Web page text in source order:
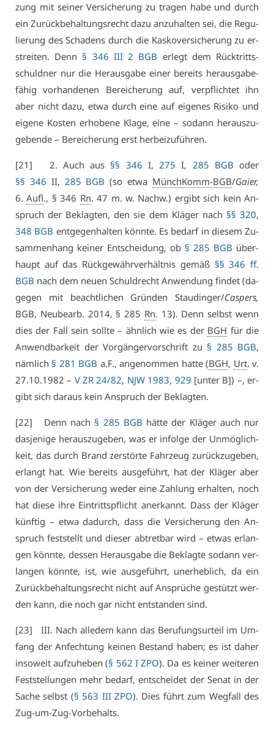
zung mit sei­ner Ver­si­che­rung zu tra­gen ha­be und durch
ein Zu­rück­be­hal­tungs­recht da­zu an­zu­hal­ten sei, die Re­gu­
lie­rung des Scha­dens durch die Kas­ko­ver­si­che­rung zu er­
strei­ten. Denn § 346 III 2 BGB er­legt dem Rück­tritts­
schuld­ner nur die Her­aus­ga­be ei­ner be­reits her­aus­ga­be­
fä­hig vor­han­de­nen Be­rei­che­rung auf, ver­pflich­tet ihn
aber nicht da­zu, et­wa durch ei­ne auf ei­ge­nes Ri­si­ko und
ei­ge­ne Kos­ten er­ho­be­ne Kla­ge, ei­ne – so­dann her­aus­zu­
ge­ben­de – Be­rei­che­rung erst her­bei­zu­füh­ren.
[21] 2. Auch aus §§ 346 I,275 I, 285 BGB oder
§§ 346 II, 285 BGB (so et­wa MünchKomm-BGB/Gai­er,
6.Aufl., § 346 Rn. 47 m. w. Nachw.) er­gibt sich kein An­
spruch der Be­klag­ten, den sie dem Klä­ger nach §§ 320,
348 BGB ent­ge­gen­hal­ten könn­te. Es be­darf in die­sem Zu­
sam­men­hang kei­ner Ent­schei­dung, ob § 285 BGB über­
haupt auf das Rück­ge­währ­ver­hält­nis ge­mäß §§ 346 ff.
BGB nach dem neu­en Schuld­recht An­wen­dung fin­det (da­
ge­gen mit be­acht­li­chen Grün­den Stau­din­ger/Cas­pers,
BGB, Neu­be­arb. 2014, § 285 Rn. 13). Denn selbst wenn
dies der Fall sein soll­te – ähn­lich wie es der BGH für die
An­wend­bar­keit der Vor­gän­ger­vor­schrift zu § 285 BGB,
näm­lich § 281 BGB a.F., an­ge­nom­men hat­te (BGH, Urt. v.
27.10.1982 – V ZR 24/82, NJW 1983, 929 [un­ter B]) –, er­
gibt sich dar­aus kein An­spruch der Be­klag­ten.
[22] Denn nach § 285 BGB hät­te der Klä­ger auch nur
das­je­ni­ge her­aus­zu­ge­ben, was er in­fol­ge der Un­mög­lich­
keit, das durch Brand zer­stör­te Fahr­zeug zu­rück­zu­ge­ben,
er­langt hat. Wie be­reits aus­ge­führt, hat der Klä­ger aber
von der Ver­si­che­rung we­der ei­ne Zah­lung er­hal­ten, noch
hat die­se ih­re Ein­tritts­pflicht an­er­kannt. Dass der Klä­ger
künf­tig – et­wa da­durch, dass die Ver­si­che­rung den An­
spruch fest­stellt und die­ser ab­tret­bar wird – et­was er­lan­
gen könn­te, des­sen Her­aus­ga­be die Be­klag­te so­dann ver­
lan­gen könn­te, ist, wie aus­ge­führt, un­er­heb­lich, da ein
Zu­rück­be­hal­tungs­recht nicht auf An­sprü­che ge­stützt wer­
den kann, die noch gar nicht ent­stan­den sind.
[23] III. Nach al­le­dem kann das Be­ru­fungs­ur­teil im Um­
fang der An­fech­tung kei­nen Be­stand ha­ben; es ist da­her
in­so­weit auf­zu­he­ben (§ 562 I ZPO). Da es kei­ner wei­te­ren
Fest­stel­lun­gen mehr be­darf, ent­schei­det der Se­nat in der
Sa­che selbst (§ 563 III ZPO). Dies führt zum Weg­fall des
Zug-um-Zug-Vor­be­halts.